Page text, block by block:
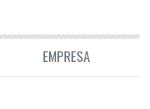
EMPRESA